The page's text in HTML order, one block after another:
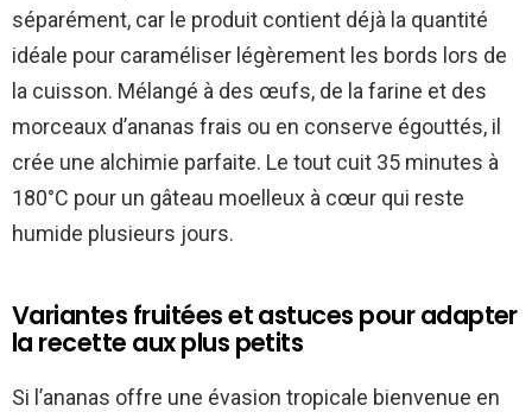
séparément, car le produit contient déjà la quantité
idéale pour caraméliser légèrement les bords lors de
la cuisson. Mélangé à des œufs, de la farine et des
morceaux d’ananas frais ou en conserve égouttés, il
crée une alchimie parfaite. Le tout cuit 35 minutes à
180°C pour un gâteau moelleux à cœur qui reste
humide plusieurs jours.
Variantes fruitées et astuces pour adapter
la recette aux plus petits
Si l’ananas offre une évasion tropicale bienvenue en